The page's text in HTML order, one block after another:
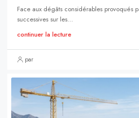
Face aux dégâts considérables provoqués
successives sur les...
continuer la lecture
par